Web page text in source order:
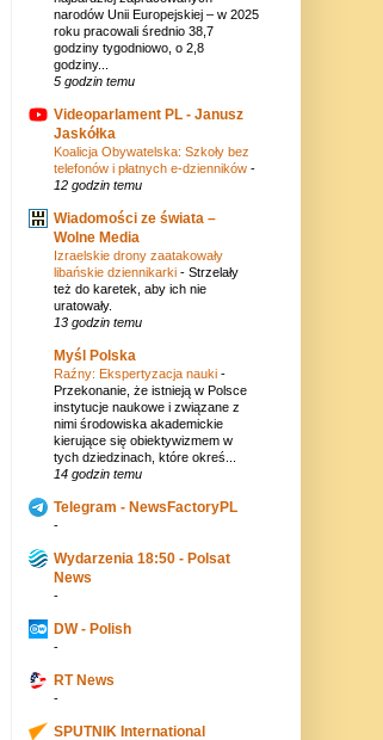
narodów Unii Europejskiej – w 2025
roku pracowali średnio 38,7
godziny tygodniowo, o 2,8
godziny...
5 godzin temu
Videoparlament PL - Janusz
Jaskółka
Koalicja Obywatelska: Szkoły bez
telefonów i płatnych e-dzienników -
12 godzin temu
Wiadomości ze świata –
Wolne Media
Izraelskie drony zaatakowały
libańskie dziennikarki - Strzelały
też do karetek, aby ich nie
uratowały.
13 godzin temu
Myśl Polska
Raźny: Ekspertyzacja nauki -
Przekonanie, że istnieją w Polsce
instytucje naukowe i związane z
nimi środowiska akademickie
kierujące się obiektywizmem w
tych dziedzinach, które okreś...
14 godzin temu
Telegram - NewsFactoryPL
-
Wydarzenia 18:50 - Polsat
News
-
DW - Polish
-
RT News
-
SPUTNIK International